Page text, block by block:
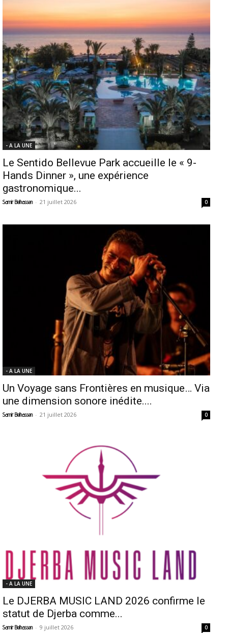
- A LA UNE
Le Sentido Bellevue Park accueille le « 9-
Hands Dinner », une expérience
gastronomique...
Samir Belhassen - 21 juillet 2026 0
- A LA UNE
Un Voyage sans Frontières en musique… Via
une dimension sonore inédite....
Samir Belhassen - 21 juillet 2026 0
- A LA UNE
Le DJERBA MUSIC LAND 2026 confirme le
statut de Djerba comme...
Samir Belhassen - 9 juillet 2026 0